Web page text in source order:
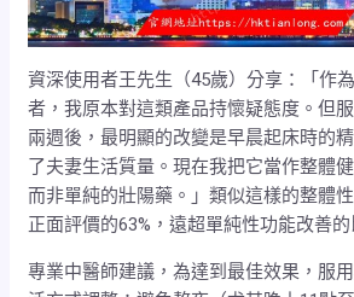
資深使用者王先生（45歲）分享：「作
者，我原本對這類產品持懷疑態度。但
兩週後，最明顯的改變是早晨起床時的
了夫妻生活質量。現在我把它當作整體
而非單純的壯陽藥。」類似這樣的整體
正面評價的63%，遠超單純性功能改善的
專業中醫師建議，為達到最佳效果，服